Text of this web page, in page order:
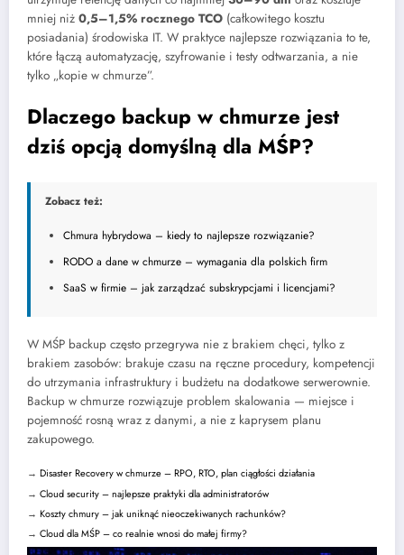
mniej niż 0,5–1,5% rocznego TCO (całkowitego kosztu
posiadania) środowiska IT. W praktyce najlepsze rozwiązania to te,
które łączą automatyzację, szyfrowanie i testy odtwarzania, a nie
tylko „kopie w chmurze”.
Dlaczego backup w chmurze jest
dziś opcją domyślną dla MŚP?
Zobacz też:
Chmura hybrydowa – kiedy to najlepsze rozwiązanie?
RODO a dane w chmurze – wymagania dla polskich firm
SaaS w firmie – jak zarządzać subskrypcjami i licencjami?
W MŚP backup często przegrywa nie z brakiem chęci, tylko z
brakiem zasobów: brakuje czasu na ręczne procedury, kompetencji
do utrzymania infrastruktury i budżetu na dodatkowe serwerownie.
Backup w chmurze rozwiązuje problem skalowania — miejsce i
pojemność rosną wraz z danymi, a nie z kaprysem planu
zakupowego.
→ Disaster Recovery w chmurze – RPO, RTO, plan ciągłości działania
→ Cloud security – najlepsze praktyki dla administratorów
→ Koszty chmury – jak uniknąć nieoczekiwanych rachunków?
→ Cloud dla MŚP – co realnie wnosi do małej firmy?